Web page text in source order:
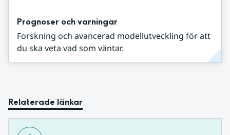
Prognoser och varningar
Forskning och avancerad modellutveckling för att
du ska veta vad som väntar.
Relaterade länkar